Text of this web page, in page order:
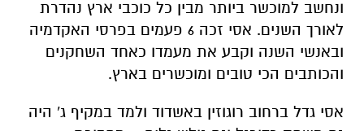
ונחשב למוכשר ביותר מבין כל כוכבי ארץ נהדרת
לאורך השנים. אסי זכה 6 פעמים בפרסי האקדמיה
ובאנשי השנה וקבע את מעמדו כאחד השחקנים
והכותבים הכי טובים ומוכשרים בארץ.
אסי גדל ברחוב רוגוזין באשדוד ולמד במקיף ג' היה